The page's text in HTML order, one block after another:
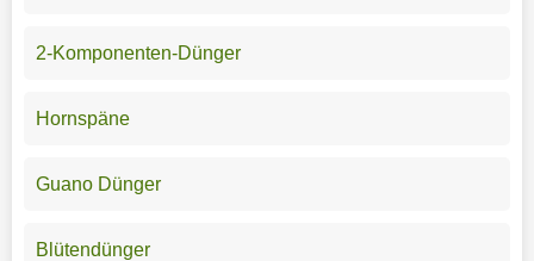
2-Komponenten-Dünger
Hornspäne
Guano Dünger
Blütendünger